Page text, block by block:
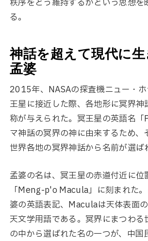
秩序をどう維持するかという思想を
る。
神話を超えて現代に
孟婆
2015年、NASAの探査機ニュー・
王星に接近した際、各地形に冥界神
称が与えられた。冥王星の英語名
マ神話の冥界の神に由来するため、
世界各地の冥界神話から名前が選ば
孟婆の名は、冥王星の赤道付近に位
「Meng-p'o Macula」に刻まれた
婆の英語表記、Maculaは天体表面
天文学用語である。冥界にまつわる
の中から選ばれた名の一つが、中国